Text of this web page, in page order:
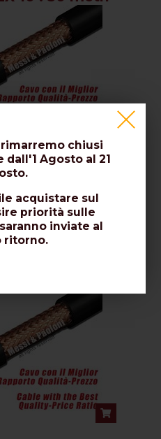
chiusi
Agosto al 21
acquistare sul
priorità sulle
inviate al
ritorno.